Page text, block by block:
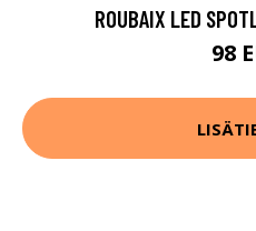
ROUBAIX LED
98